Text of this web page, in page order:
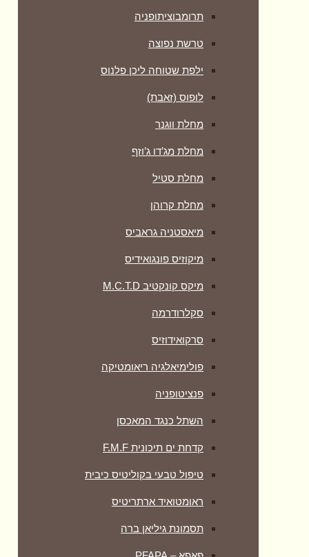
תרומבוציתופניה
טרשת נפוצה
ילפת שטוחה ליכן פלנוס
לופוס (זאבת)
מחלת ווגנר
מחלת מג’דו ג’וזף
מחלת סטיל
מחלת קרוהן
מיאסטניה גראביס
מיקוזיס פונגואידיס
מיקס קונקטיב M.C.T.D
סקלרודרמה
סרקואידוזיס
פולימיאלגיה ריאומטיקה
‏פנציטופניה
השתל כנגד המאכסן
קדחת ים תיכונית F.M.F
טיפול טבעי בקוליטיס כיבית
ראומטואיד ארתריטיס
תסמונת גיליאן ברה